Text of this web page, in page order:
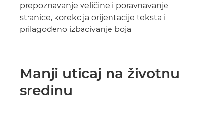
prepoznavanje veličine i poravnavanje
stranice, korekcija orijentacije teksta i
prilagođeno izbacivanje boja
Manji uticaj na životnu
sredinu